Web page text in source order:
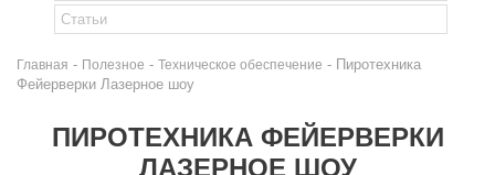
Главная - Полезное - Техническое обеспечение - Пиротехника
Фейерверки Лазерное шоу
ПИРОТЕХНИКА ФЕЙЕРВЕРКИ
ЛАЗЕРНОЕ ШОУ